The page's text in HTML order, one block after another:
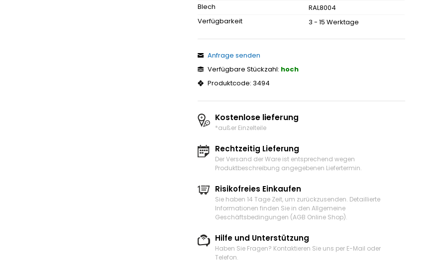
Blech
RAL8004
Verfügbarkeit
3 - 15 Werktage
Anfrage senden
Verfügbare Stückzahl: hoch
Produktcode: 3494
Kostenlose lieferung
*außer Einzelteile
Rechtzeitig Lieferung
Der Versand der Ware ist entsprechend wegen
Produktbeschreibung angegebenen Liefertermin.
Risikofreies Einkaufen
Sie haben 14 Tage Zeit, um zurückzusenden. Detaillierte
Informationen finden Sie in den Allgemeine
Geschäftsbedingungen (AGB Online Shop).
Hilfe und Unterstützung
Haben Sie Fragen? Kontaktieren Sie uns per E-Mail oder
Telefon.